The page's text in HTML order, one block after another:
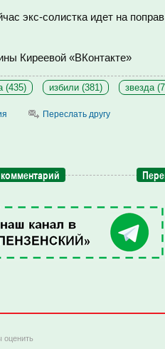
экс-солистка идет на
Киреевой «ВКонтакте»
(435) избили (381) звезда
Переслать другу
оценить